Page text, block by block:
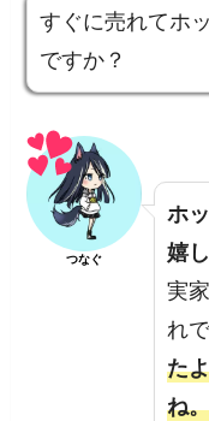
すぐに売れてホ
ですか？
つなぐ
ホ
嬉
実
れ
た
ね